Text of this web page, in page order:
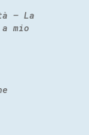
– La
mio